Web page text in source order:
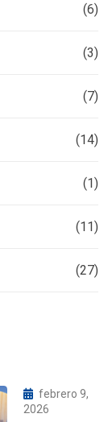
(6)
(3)
(7)
(14)
(1)
(11)
(27)
febrero 9,
2026